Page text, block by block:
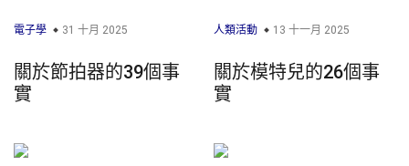
電子學 31 十月 2025
關於節拍器的39個事
實
人類活動 13 十一月 2025
關於模特兒的26個事
實